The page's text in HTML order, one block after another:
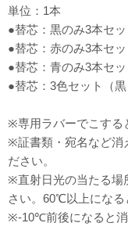
単位：1本
●替芯：黒のみ3本セ
●替芯：赤のみ3本セ
●替芯：青のみ3本セ
●替芯：3色セット（
※専用ラバーでこする
※証書類・宛名など消
ださい。
※直射日光の当たる場
さい。60℃以上になる
※-10℃前後になると消